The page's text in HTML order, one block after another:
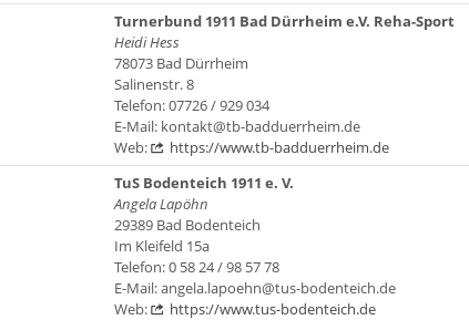
Turnerbund 1911 Bad Dürrheim e.V. Reha-Sport
Heidi Hess
78073 Bad Dürrheim
Salinenstr. 8
Telefon: 07726 / 929 034
E-Mail: kontakt@tb-badduerrheim.de
Web:
https://www.tb-badduerrheim.de
TuS Bodenteich 1911 e. V.
Angela Lapöhn
29389 Bad Bodenteich
Im Kleifeld 15a
Telefon: 0 58 24 / 98 57 78
E-Mail: angela.lapoehn@tus-bodenteich.de
Web:
https://www.tus-bodenteich.de